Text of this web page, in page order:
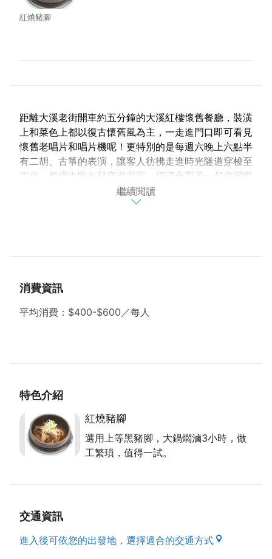
紅燒豬腳
距離大溪老街開車約五分鐘的大溪紅樓懷舊餐廳，裝潢
上和菜色上都以復古懷舊風為主，一走進門口即可看見
懷舊老唱片和唱片機呢！更特別的是每週六晚上六點半
有二胡、古箏的表演，讓客人彷彿走進時光隧道穿梭至
古代。餐廳內附有兒童遊戲室，很適合親子一起來同樂
●可攜寵物。
●平均消費：$400-$600／每人。
繼續閱讀
消費資訊
平均消費：$400-$600／每人
特色介紹
紅燒豬腳
選用上等黑豬腳，大鍋燜滷3小時，做
工繁瑣，值得一試。
交通資訊
進入後可依您的出發地，選擇適合的交通方式